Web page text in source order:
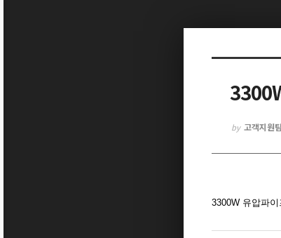
by 고객지원팀
3300W 유압파
Sketchbook5, 스케치북5
Sketchbook5, 스케치북5